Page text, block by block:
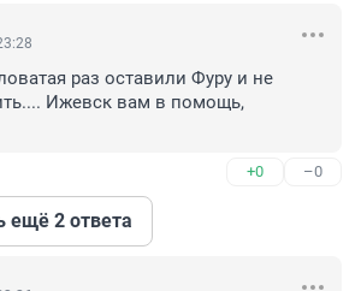
раз оставили Фуру и не
Ижевск вам в помощь,
+0 –0
ещё 2 ответа